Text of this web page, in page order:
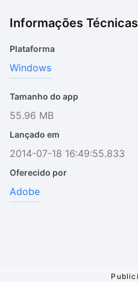
Informações Técnicas
Plataforma
Windows
Tamanho do app
55.96 MB
Lançado em
2014-07-18 16:49:55.833
Oferecido por
Adobe